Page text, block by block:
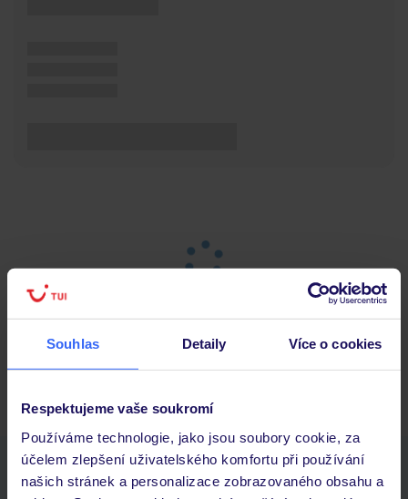
Souhlas Detaily Více o cookies
Respektujeme vaše soukromí
Používáme technologie, jako jsou soubory cookie, za
účelem zlepšení uživatelského komfortu při používání
našich stránek a personalizace zobrazovaného obsahu a
Hlavní strana Dovolená
Stáhněte si bezplatnou aplikaci TUI
rychlé vyhledávání a prohlížení nabídek